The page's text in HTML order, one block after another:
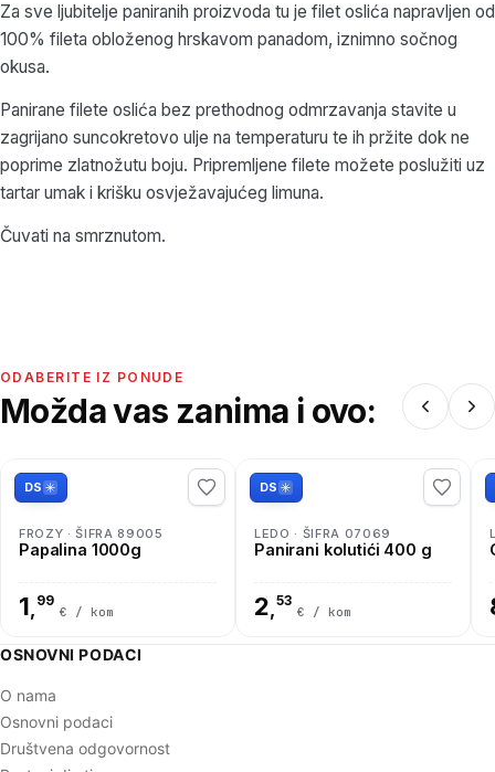
Za sve ljubitelje paniranih proizvoda tu je filet oslića napravljen od
100% fileta obloženog hrskavom panadom, iznimno sočnog
okusa.
Panirane filete oslića bez prethodnog odmrzavanja stavite u
zagrijano suncokretovo ulje na temperaturu te ih pržite dok ne
poprime zlatnožutu boju. Pripremljene filete možete poslužiti uz
tartar umak i krišku osvježavajućeg limuna.
Čuvati na smrznutom.
ODABERITE IZ PONUDE
Možda vas zanima i ovo:
DS
FROZY · ŠIFRA 89005
Papalina 1000g
1, 99
€ / kom
DS
LEDO · ŠIFRA 07069
Panirani kolutići 400 g
2,53
€ / kom
OSNOVNI PODACI
O nama
Osnovni podaci
Društvena odgovornost